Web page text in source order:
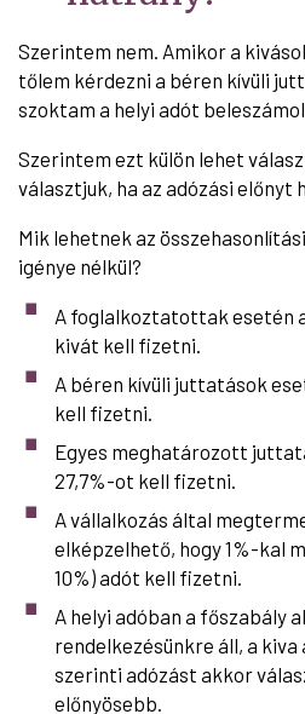
Szerintem nem. Amikor a
tőlem kérdezni a béren kívüli
szoktam a helyi adót
Szerintem ezt külön lehet
választjuk, ha az adózási előnyt
Mik lehetnek az
igénye nélkül?
A foglalkoztatottak esetén
kivát kell fizetni.
A béren kívüli juttatások
kell fizetni.
Egyes meghatározott
27,7%-ot kell fizetni.
A vállalkozás által
elképzelhető, hogy 1%-kal
10%) adót kell fizetni.
A helyi adóban a főszabály
rendelkezésünkre áll, a kiva
szerinti adózást akkor
előnyösebb.